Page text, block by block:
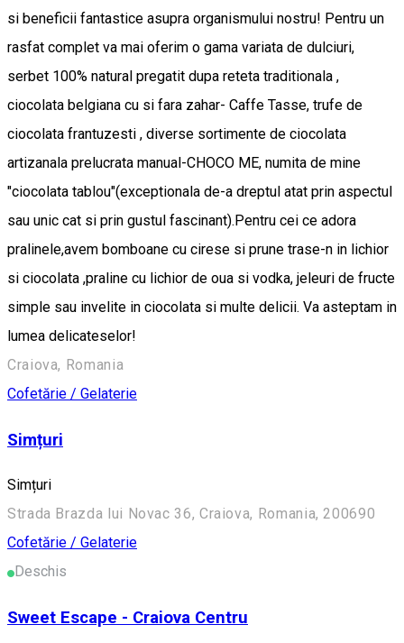
si beneficii fantastice asupra organismului nostru! Pentru un
rasfat complet va mai oferim o gama variata de dulciuri,
serbet 100% natural pregatit dupa reteta traditionala ,
ciocolata belgiana cu si fara zahar- Caffe Tasse, trufe de
ciocolata frantuzesti , diverse sortimente de ciocolata
artizanala prelucrata manual-CHOCO ME, numita de mine
"ciocolata tablou"(exceptionala de-a dreptul atat prin aspectul
sau unic cat si prin gustul fascinant).Pentru cei ce adora
pralinele,avem bomboane cu cirese si prune trase-n in lichior
si ciocolata ,praline cu lichior de oua si vodka, jeleuri de fructe
simple sau invelite in ciocolata si multe delicii. Va asteptam in
lumea delicateselor!
Craiova, Romania
Cofetărie / Gelaterie
Simțuri
Simțuri
Strada Brazda lui Novac 36, Craiova, Romania, 200690
Cofetărie / Gelaterie
Deschis
Sweet Escape - Craiova Centru